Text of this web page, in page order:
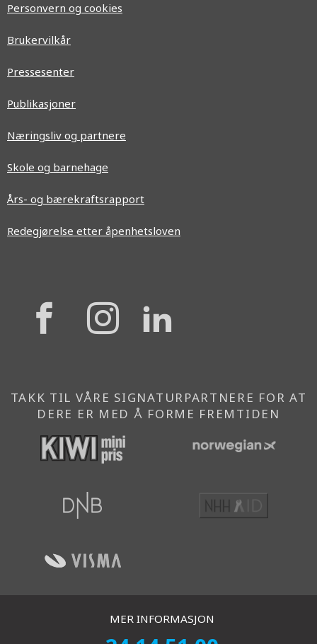
Personvern og cookies
Brukervilkår
Pressesenter
Publikasjoner
Næringsliv og partnere
Skole og barnehage
Års- og bærekraftsrapport
Redegjørelse etter åpenhetsloven
{{
'Facebook'|t
}}
{{
}}
TAKK TIL VÅRE SIGNATURPARTNERE FOR AT
DERE ER MED Å FORME FREMTIDEN
MER INFORMASJON